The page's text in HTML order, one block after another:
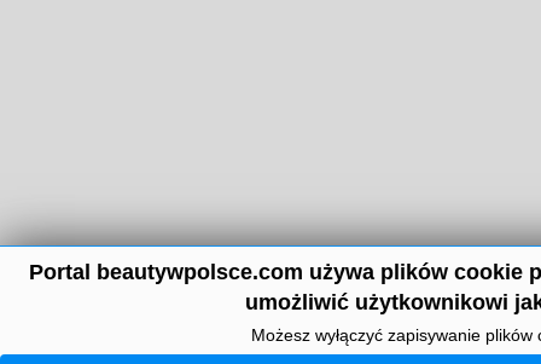
Portal beautywpolsce.com używa plików cookie
umożliwić użytkownikowi
Możesz wyłączyć zapisywanie